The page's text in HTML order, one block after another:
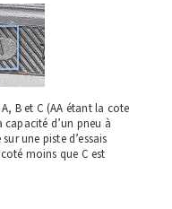
B et C (AA étant la cote
capacité d’un pneu à
une piste d’essais
moins que C est